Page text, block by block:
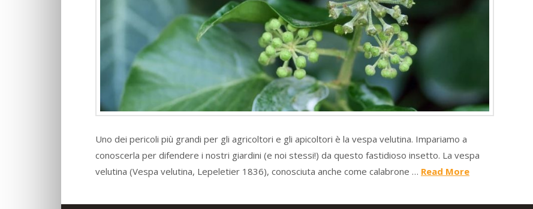
Uno dei pericoli più grandi per gli agricoltori e gli apicoltori è la vespa velutina. Impariamo a
conoscerla per difendere i nostri giardini (e noi stessi!) da questo fastidioso insetto. La vespa
velutina (Vespa velutina, Lepeletier 1836), conosciuta anche come calabrone … Read More